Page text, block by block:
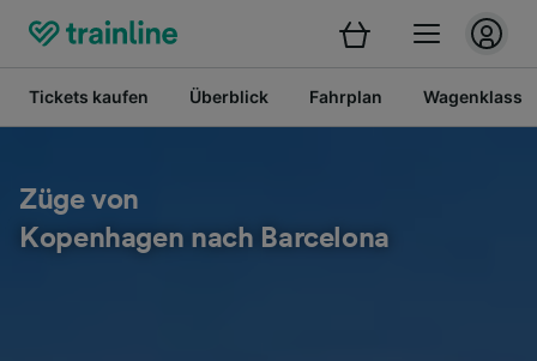
Tickets kaufen Überblick Fahrplan
Züge von
Kopenhagen nach Barcelona